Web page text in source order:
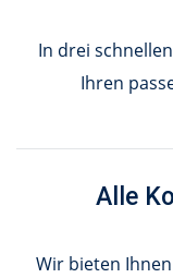
In drei
Ihren
Alle
Wir bieten